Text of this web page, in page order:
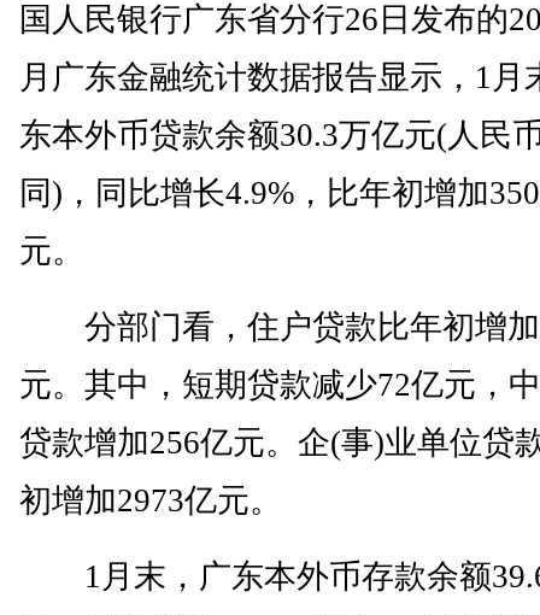
国人民银行广东省分行26日发布的
月广东金融统计数据报告显示，1月
东本外币贷款余额30.3万亿元(人民
同)，同比增长4.9%，比年初增加
元。
分部门看，住户贷款比年初增加
元。其中，短期贷款减少72亿元，
贷款增加256亿元。企(事)业单位贷
初增加2973亿元。
1月末，广东本外币存款余额